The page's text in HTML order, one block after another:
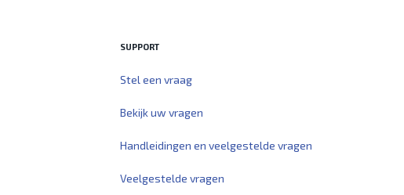
SUPPORT
Stel een vraag
Bekijk uw vragen
Handleidingen en veelgestelde vragen
Veelgestelde vragen